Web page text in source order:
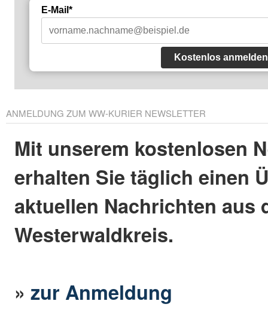
E-Mail*
Kostenlos anmelden
ANMELDUNG ZUM WW-KURIER NEWSLETTER
Mit unserem kostenlosen
erhalten Sie täglich einen
aktuellen Nachrichten aus
Westerwaldkreis.
»zur Anmeldung